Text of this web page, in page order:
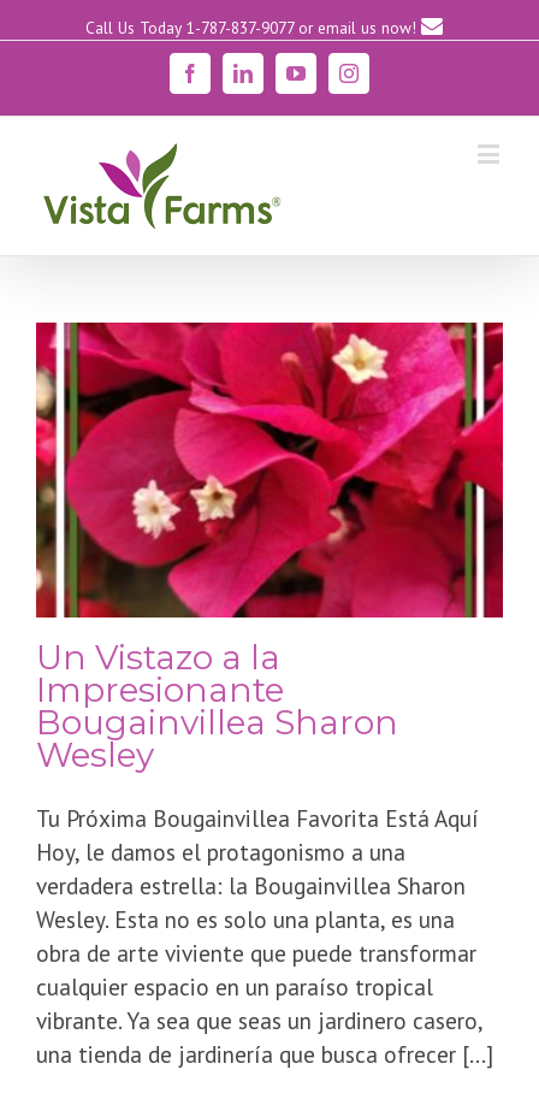
Call Us Today 1-787-837-9077 or email us now!
FacebookLinkedinYouTubeInstagram
​Un Vistazo a la
Impresionante
Bougainvillea Sharon
Wesley
Tu Próxima Bougainvillea Favorita Está Aquí ​
Hoy, le damos el protagonismo a una
verdadera estrella: la Bougainvillea Sharon
Wesley. Esta no es solo una planta, es una
obra de arte viviente que puede transformar
cualquier espacio en un paraíso tropical
vibrante. Ya sea que seas un jardinero casero,
una tienda de jardinería que busca ofrecer [...]